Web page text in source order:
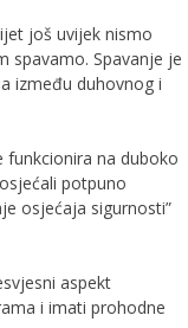
još uvijek nismo
spavamo. Spavanje je
između duhovnog i
funkcionira na duboko
potpuno
osjećaja sigurnosti”
aspekt
i imati prohodne